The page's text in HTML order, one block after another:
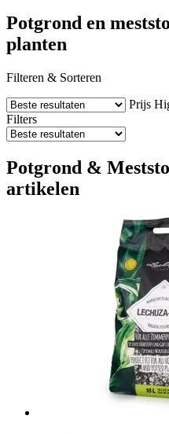
Potgrond en
planten
Filteren & Sorteren
Prijs
Filters
Potgrond &
artikelen